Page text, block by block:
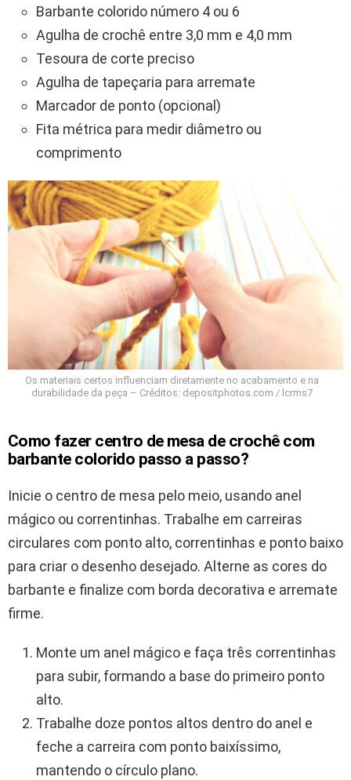
Barbante colorido número 4 ou 6
Agulha de crochê entre 3,0 mm e 4,0 mm
Tesoura de corte preciso
Agulha de tapeçaria para arremate
Marcador de ponto (opcional)
Fita métrica para medir diâmetro ou
comprimento
Os materiais certos influenciam diretamente no acabamento e na
durabilidade da peça – Créditos: depositphotos.com / lcrms7
Como fazer centro de mesa de crochê com
barbante colorido passo a passo?
Inicie o centro de mesa pelo meio, usando anel
mágico ou correntinhas. Trabalhe em carreiras
circulares com ponto alto, correntinhas e ponto baixo
para criar o desenho desejado. Alterne as cores do
barbante e finalize com borda decorativa e arremate
firme.
Monte um anel mágico e faça três correntinhas
para subir, formando a base do primeiro ponto
alto.
Trabalhe doze pontos altos dentro do anel e
feche a carreira com ponto baixíssimo,
mantendo o círculo plano.